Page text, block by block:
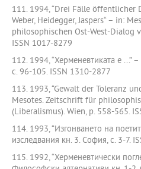
111. 1994, “Drei Fälle öffentlicher
Weber, Heidegger, Jaspers“ – in:
philosophischen Ost-West-Dialog
ISSN 1017-8279
112. 1994, “Херменевтиката е ...”
с. 96-105. ISSN 1310-2877
113. 1993, “Gewalt der Toleranz
Mesotes. Zeitschrift für
(Liberalismus). Wien, p. 558-565.
114. 1993, “Изгонването на
изследвания кн. 3. София, с. 3-7.
115. 1992, “Херменевтически